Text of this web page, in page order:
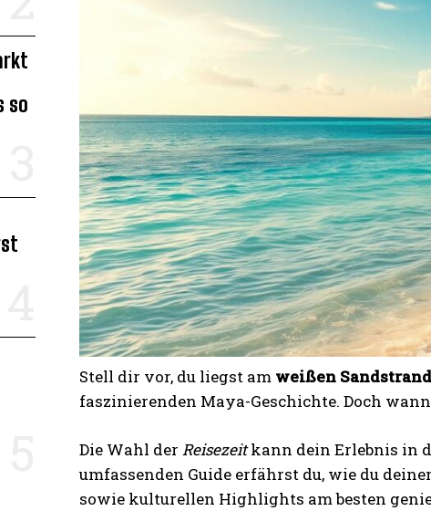
so
Stell dir vor, du liegst am weißen Sandstrand
faszinierenden Maya-Geschichte. Doch
Die Wahl der Reisezeitkann dein Erlebnis in
umfassenden Guide erfährst du, wie du
sowie kulturellen Highlights am besten